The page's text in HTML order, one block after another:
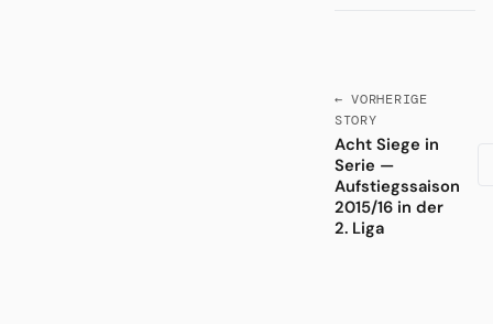
← VORHERIGE
STORY
Acht Siege in
Serie —
Aufstiegssaison
2015/16 in der
2. Liga